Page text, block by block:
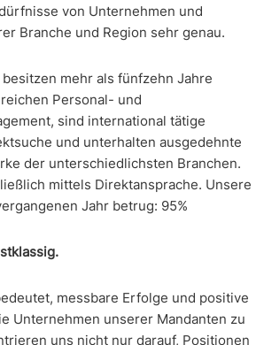
von Unternehmen und
Branche und Region sehr genau.
mehr als fünfzehn Jahre
Personal- und
sind international tätige
und unterhalten ausgedehnte
der unterschiedlichsten Branchen.
mittels Direktansprache. Unsere
Jahr betrug: 95%
messbare Erfolge und positive
Unternehmen unserer Mandanten zu
uns nicht nur darauf, Positionen